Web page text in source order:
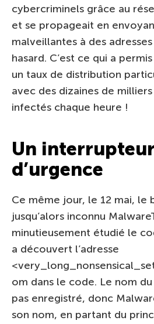
cybercriminels grâce au
et se propageait en
malveillantes à des
hasard. C’est ce qui a
un taux de distribution
avec des dizaines de
infectés chaque heure !
Un interrupteur
d’urgence
Ce même jour, le 12 mai, le
jusqu’alors inconnu
minutieusement étudié le
a découvert l’adresse
om dans le code. Le nom
pas enregistré, donc
son nom, en partant du